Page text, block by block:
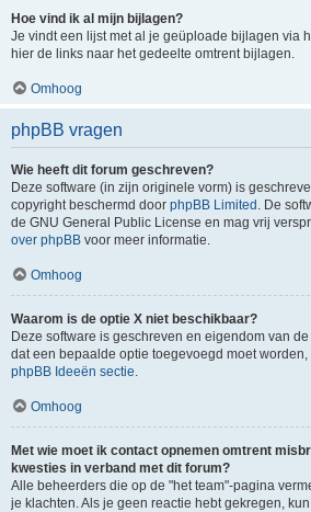
Hoe vind ik al mijn bijlagen?
Je vindt een lijst met al je geüploade bijlagen via
hier de links naar het gedeelte omtrent bijlagen.
Omhoog
phpBB vragen
Wie heeft dit forum geschreven?
Deze software (in zijn originele vorm) is
copyright beschermd door phpBB Limited . De
de GNU General Public License en mag vrij
over phpBB voor meer informatie.
Omhoog
Waarom is de optie X niet beschikbaar?
Deze software is geschreven en eigendom van
dat een bepaalde optie toegevoegd moet worden,
phpBB Ideeën sectie.
Omhoog
Met wie moet ik contact opnemen omtrent
kwesties in verband met dit forum?
Alle beheerders die op de "het team"-pagina
je klachten. Als je geen reactie hebt gekregen,